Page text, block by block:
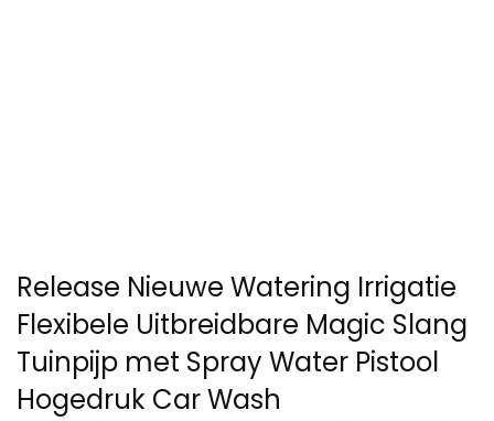
Release Nieuwe Watering Irrigatie
Flexibele Uitbreidbare Magic Slang
Tuinpijp met Spray Water Pistool
Hogedruk Car Wash